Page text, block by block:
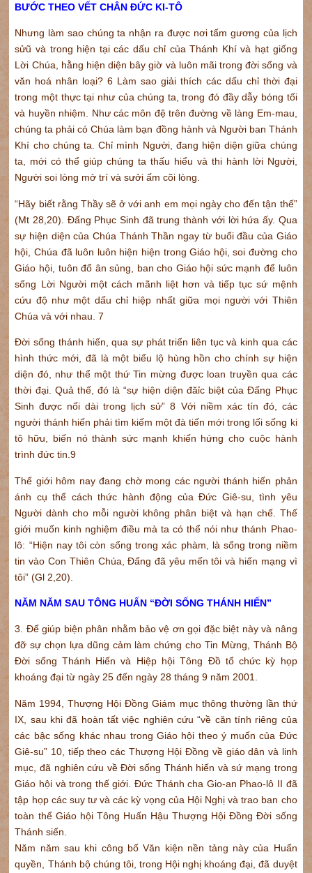
BƯỚC THEO VẾT CHÂN ĐỨC KI-TÔ
Nhưng làm sao chúng ta nhận ra được nơi tấm gương của lịch
sửũ và trong hiện tại các dấu chỉ của Thánh Khí và hạt giống
Lời Chúa, hằng hiện diện bây giờ và luôn mãi trong đời sống và
văn hoá nhân loại? 6 Làm sao giải thích các dấu chỉ thời đại
trong một thực tại như của chúng ta, trong đó đầy dẫy bóng tối
và huyền nhiệm. Như các môn đệ trên đường về làng Em-mau,
chúng ta phải có Chúa làm bạn đồng hành và Người ban Thánh
Khí cho chúng ta. Chỉ mình Người, đang hiện diện giữa chúng
ta, mới có thể giúp chúng ta thấu hiểu và thi hành lời Người,
Người soi lòng mở trí và sưởi ấm cõi lòng.
“Hãy biết rằng Thầy sẽ ở với anh em mọi ngày cho đến tận thế”
(Mt 28,20). Đấng Phục Sinh đã trung thành với lời hứa ấy. Qua
sự hiện diện của Chúa Thánh Thần ngay từ buổi đầu của Giáo
hội, Chúa đã luôn luôn hiện hiện trong Giáo hội, soi đường cho
Giáo hội, tuôn đổ ân sủng, ban cho Giáo hội sức mạnh để luôn
sống Lời Người một cách mãnh liệt hơn và tiếp tục sứ mệnh
cứu độ như một dấu chỉ hiệp nhất giữa mọi người với Thiên
Chúa và với nhau. 7
Đời sống thánh hiến, qua sự phát triển liên tục và kinh qua các
hình thức mới, đã là một biểu lộ hùng hồn cho chính sự hiện
diện đó, như thể một thứ Tin mừng được loan truyền qua các
thời đại. Quả thế, đó là “sự hiện diện đăỉc biệt của Đấng Phục
Sinh được nối dài trong lịch sử” 8 Với niềm xác tín đó, các
người thánh hiến phải tìm kiếm một đà tiến mới trong lối sống ki
tô hữu, biến nó thành sức mạnh khiến hứng cho cuộc hành
trình đức tin.9
Thế giới hôm nay đang chờ mong các người thánh hiến phản
ánh cụ thể cách thức hành động của Đức Giê-su, tình yêu
Người dành cho mỗi người không phân biệt và hạn chế. Thế
giới muốn kinh nghiệm điều mà ta có thể nói như thánh Phao-
lô: “Hiện nay tôi còn sống trong xác phàm, là sống trong niềm
tin vào Con Thiên Chúa, Đấng đã yêu mến tôi và hiến mạng vì
tôi” (Gl 2,20).
NĂM NĂM SAU TÔNG HUẤN “ĐỜI SỐNG THÁNH HIẾN”
3. Để giúp biện phân nhằm bảo vệ ơn gọi đặc biệt này và nâng
đỡ sự chọn lựa dũng cảm làm chứng cho Tin Mừng, Thánh Bộ
Đời sống Thánh Hiến và Hiệp hội Tông Đồ tổ chức kỳ họp
khoáng đại từ ngày 25 đến ngày 28 tháng 9 năm 2001.
Năm 1994, Thượng Hội Đồng Giám mục thông thường lần thứ
IX, sau khi đã hoàn tất việc nghiên cứu “về căn tính riêng của
các bậc sống khác nhau trong Giáo hội theo ý muốn của Đức
Giê-su” 10, tiếp theo các Thượng Hội Đồng về giáo dân và linh
mục, đã nghiên cứu về Đời sống Thánh hiến và sứ mạng trong
Giáo hội và trong thế giới. Đức Thánh cha Gio-an Phao-lô II đã
tập họp các suy tư và các kỳ vọng của Hội Nghị và trao ban cho
toàn thể Giáo hội Tông Huấn Hậu Thượng Hội Đồng Đời sống
Thánh siến.
Năm năm sau khi công bố Văn kiện nền tảng này của Huấn
quyền, Thánh bộ chúng tôi, trong Hội nghị khoáng đại, đã duyệt